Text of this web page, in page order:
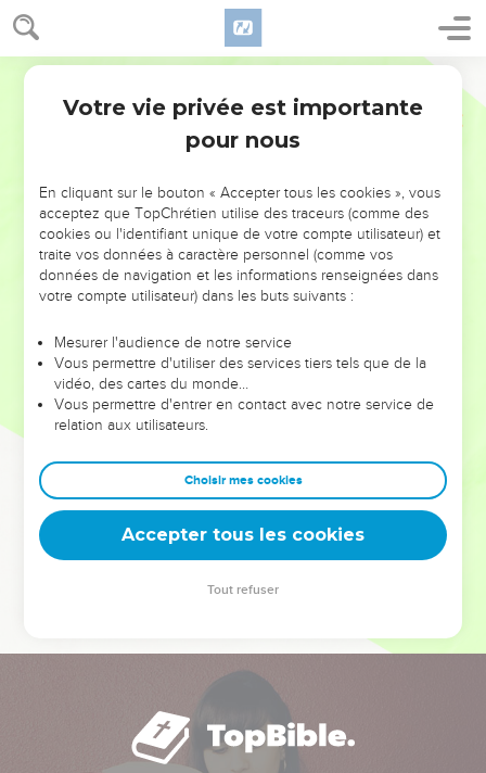
NE MANQUEZ PAS L’ÉVÉNEMENT
DE L’ANNÉE !
ET SI LEURS ERREURS POUVAIENT VOUS ÉVITER LES
VOTRES ?
leur foi ou leur vision. Mais on voit moins les doutes, les erreurs
et les saisons difficiles qu'ils ont traversés, alors même que ce
sont elles qui les ont façonnés.
Dans cette conférence, leaders, entrepreneurs, et responsables
clés pour avancer avec plus de sagesse afin que leurs erreurs
deviennent vos tremplins. Que vous guidiez un ministère, une
équipe, un groupe ou une famille, leur expérience est faite
Votre vie privée est importante
pour nous
En cliquant sur le bouton « Accepter tous les cookies », vous
acceptez que TopChrétien utilise des traceurs (comme des
cookies ou l'identifiant unique de votre compte utilisateur) et
traite vos données à caractère personnel (comme vos
données de navigation et les informations renseignées dans
votre compte utilisateur) dans les buts suivants :
Mesurer l'audience de notre service
Vous permettre d'utiliser des services tiers tels que de la
vidéo, des cartes du monde…
Vous permettre d'entrer en contact avec notre service de
relation aux utilisateurs.
Choisir mes cookies
Accepter tous les cookies
Tout refuser